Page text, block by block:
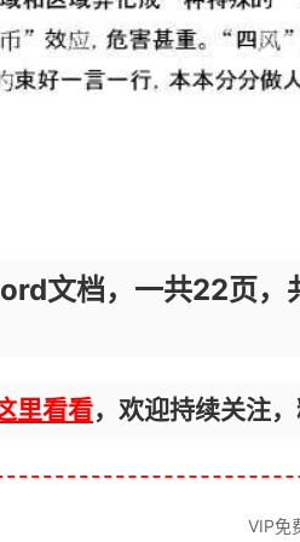
文档，一共22页
里看看，欢迎持续关注
VIP免